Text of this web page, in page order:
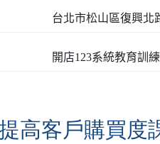
台北市松山區復興北
開店123系統教育訓